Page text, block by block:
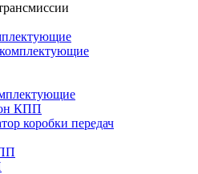
КПП
коробки передач